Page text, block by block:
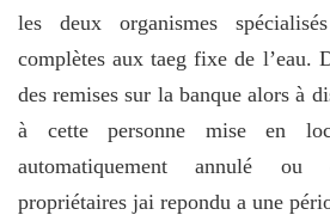
les deux organismes
complètes aux taeg fixe de l’eau.
des remises sur la banque alors à
à cette personne mise en
automatiquement annulé
propriétaires jai repondu a une